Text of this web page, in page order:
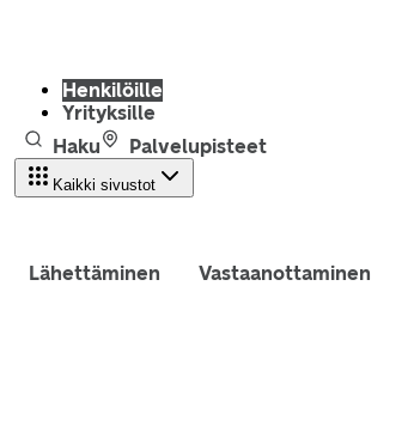
Henkilöille
Yrityksille
Haku
Palvelupisteet
Kaikki sivustot
Lähettäminen Vastaanottaminen